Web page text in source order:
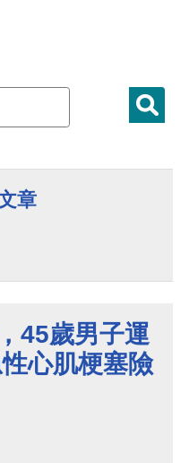
章
45歲男子運
心肌梗塞險